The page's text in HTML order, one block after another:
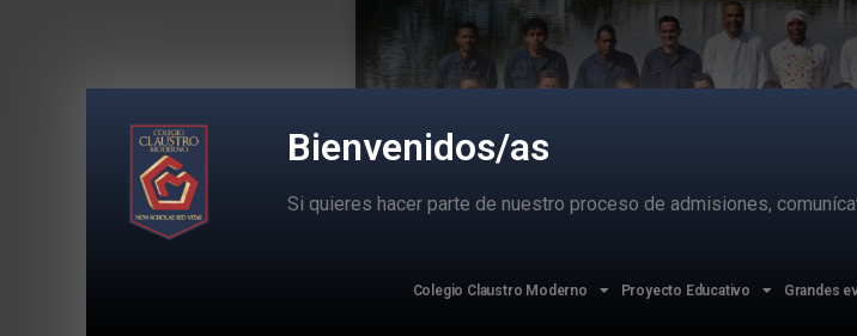
Bienvenidos/as
Si quieres hacer parte de nuestro proceso de admisiones,
Colegio Claustro Moderno Proyecto Educativo Grandes